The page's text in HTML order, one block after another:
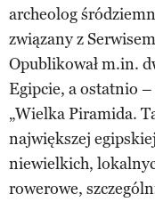
archeolog
związany z
Opublikował m.in.
Egipcie, a ostatnio
„Wielka Piramida.
największej
niewielkich,
rowerowe,